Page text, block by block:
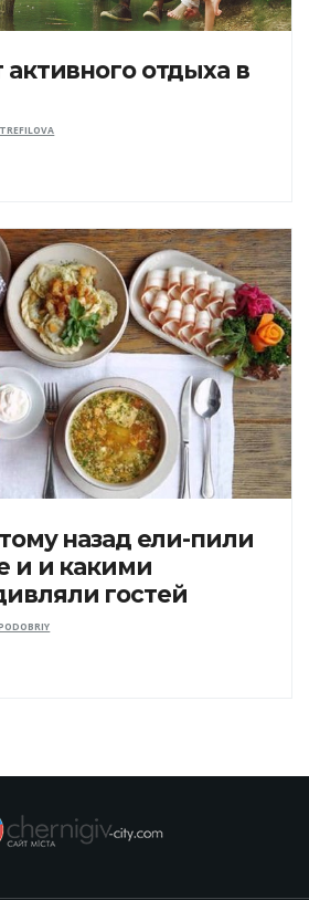
активного отдыха в
назад ели-пили
и и какими
гостей